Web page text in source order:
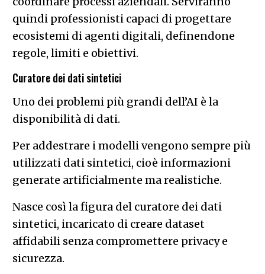
quindi professionisti capaci di progettare
ecosistemi di agenti digitali, definendone
regole, limiti e obiettivi.
Curatore dei dati sintetici
Uno dei problemi più grandi dell’AI è la
disponibilità di dati.
Per addestrare i modelli vengono sempre più
utilizzati dati sintetici, cioè informazioni
generate artificialmente ma realistiche.
Nasce così la figura del curatore dei dati
sintetici, incaricato di creare dataset
affidabili senza compromettere privacy e
sicurezza.